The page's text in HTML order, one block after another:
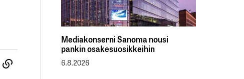
Mediakonserni Sanoma nousi
pankin osakesuosikkeihin
6.8.2026